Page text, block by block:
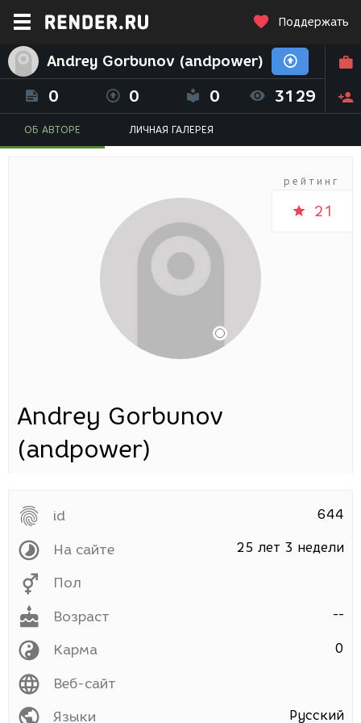
Поддержать
Andrey Gorbunov (andpower)
0 0 0 3129
ОБ АВТОРЕ ЛИЧНАЯ ГАЛЕРЕЯ
рейтинг
21
Andrey Gorbunov
(andpower)
id 644
На сайте 25 лет 3 недели
Пол
Возраст --
Карма 0
Веб-сайт
Языки Русский